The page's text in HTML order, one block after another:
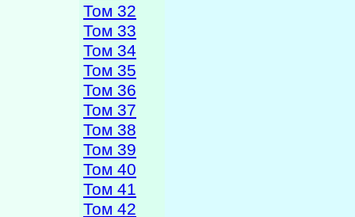
Том 32
Том 33
Том 34
Том 35
Том 36
Том 37
Том 38
Том 39
Том 40
Том 41
Том 42